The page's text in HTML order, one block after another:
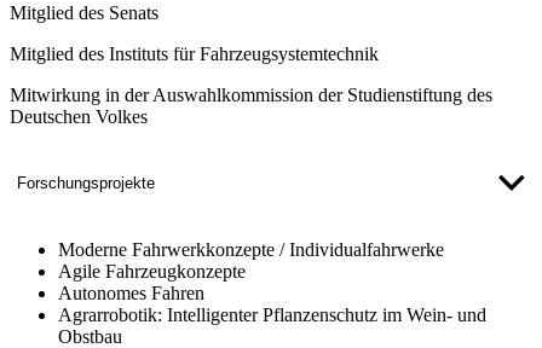
Mitglied des Senats
Mitglied des Instituts für Fahrzeugsystemtechnik
Mitwirkung in der Auswahlkommission der Studienstiftung des
Deutschen Volkes
Forschungsprojekte
Moderne Fahrwerkkonzepte / Individualfahrwerke
Agile Fahrzeugkonzepte
Autonomes Fahren
Agrarrobotik: Intelligenter Pflanzenschutz im Wein- und
Obstbau